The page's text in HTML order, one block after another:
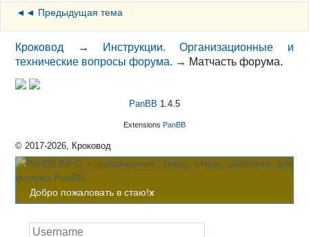
◄◄ Предыдущая тема
Кроковод →
Инструкции. Организационные и
технические вопросы форума. → Матчасть форума.
PanBB 1.4.5
Extensions PanBB
© 2017-2026, Кроковод
Добро пожаловать в стаю!x